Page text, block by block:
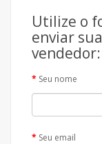
Utilize o
enviar
vendedor:
Seu nome
Seu email